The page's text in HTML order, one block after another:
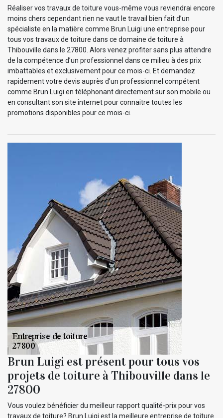
Réaliser vos travaux de toiture vous-même vous reviendrai encore
moins chers cependant rien ne vaut le travail bien fait d’un
spécialiste en la matière comme Brun Luigi une entreprise pour
tous vos travaux de toiture dans ce domaine de toiture à
Thibouville dans le 27800. Alors venez profiter sans plus attendre
de la compétence d’un professionnel dans ce milieu à des prix
imbattables et exclusivement pour ce mois-ci. Et demandez
rapidement votre devis auprès d’un professionnel compétent
comme Brun Luigi en téléphonant directement sur son mobile ou
en consultant son site internet pour connaitre toutes les
promotions disponibles pour ce mois-ci.
Brun Luigi est présent pour tous vos
projets de toiture à Thibouville dans le
27800
Vous voulez bénéficier du meilleur rapport qualité-prix pour vos
travaux de toiture? Brun Luigi est la meilleure entreprise de toiture